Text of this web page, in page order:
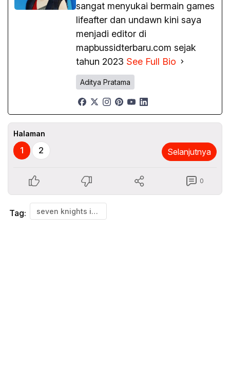
sangat menyukai bermain games
lifeafter dan undawn kini saya
menjadi editor di
mapbussidterbaru.com sejak
tahun 2023 See Full Bio
Aditya Pratama
Halaman
1 2 Selanjutnya
0
Tag: seven knights idle adventure